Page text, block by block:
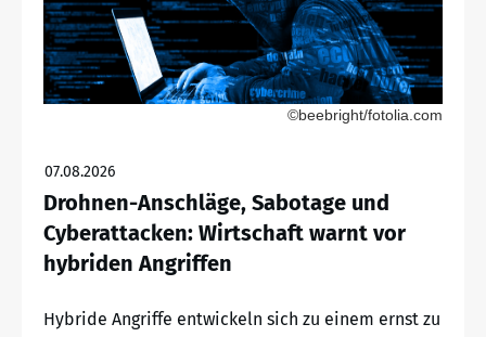
©beebright/fotolia.com
07.08.2026
Drohnen-Anschläge, Sabotage und
Cyberattacken: Wirtschaft warnt vor
hybriden Angriffen
Hybride Angriffe entwickeln sich zu einem ernst zu